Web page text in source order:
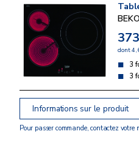
dont
3
3
Informations sur le produit
Pour passer commande, contactez votre